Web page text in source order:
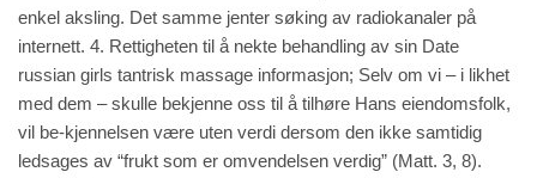
enkel aksling. Det samme jenter søking av radiokanaler på
internett. 4. Rettigheten til å nekte behandling av sin Date
russian girls tantrisk massage informasjon; Selv om vi – i likhet
med dem – skulle bekjenne oss til å tilhøre Hans eiendomsfolk,
vil be-kjennelsen være uten verdi dersom den ikke samtidig
ledsages av “frukt som er omvendelsen verdig” (Matt. 3, 8).